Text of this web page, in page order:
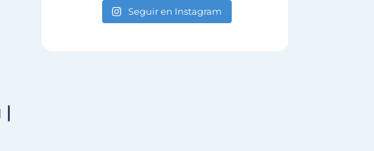
|
Seguir en Instagram